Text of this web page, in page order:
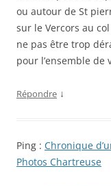
ou autour de St
sur le Vercors au
ne pas être trop
pour l’ensemble de
Répondre ↓
Ping : Chronique
Photos Chartreuse